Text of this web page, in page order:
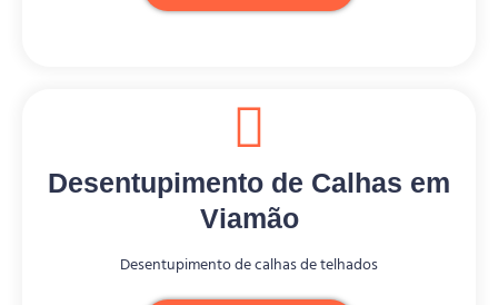
Desentupimento de Calhas em
Viamão
Desentupimento de calhas de telhados